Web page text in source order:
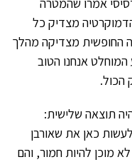
מצדיק כל
החופשית מצדיקה מהלך
המוחלט אנחנו הטוב
הכול.
תוצאה שלישית:
לעשות כאן את שאורבן
מוכן להיות חמור, והם